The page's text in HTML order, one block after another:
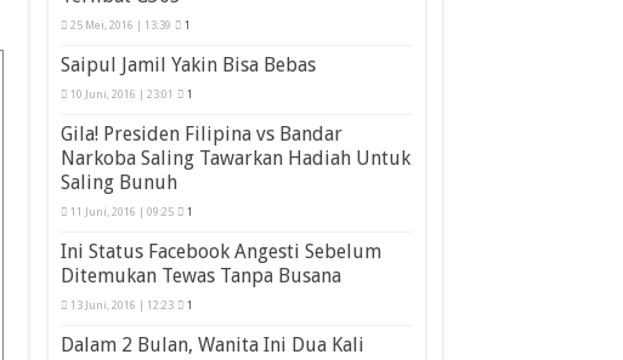
25 Mei, 2016 | 13:39 1
Saipul Jamil Yakin Bisa Bebas
10 Juni, 2016 | 23:01 1
Gila! Presiden Filipina vs Bandar
Narkoba Saling Tawarkan Hadiah Untuk
Saling Bunuh
11 Juni, 2016 | 09:25 1
Ini Status Facebook Angesti Sebelum
Ditemukan Tewas Tanpa Busana
13 Juni, 2016 | 12:23 1
Dalam 2 Bulan, Wanita Ini Dua Kali